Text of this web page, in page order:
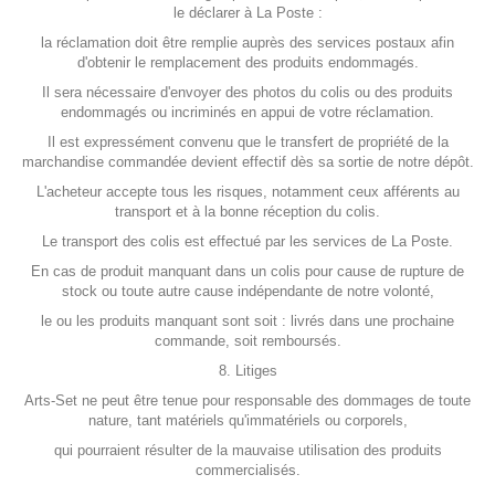
le déclarer à La Poste :
la réclamation doit être remplie auprès des services postaux afin
d'obtenir le remplacement des produits endommagés.
Il sera nécessaire d'envoyer des photos du colis ou des produits
endommagés ou incriminés en appui de votre réclamation.
Il est expressément convenu que le transfert de propriété de la
marchandise commandée devient effectif dès sa sortie de notre dépôt.
L'acheteur accepte tous les risques, notamment ceux afférents au
transport et à la bonne réception du colis.
Le transport des colis est effectué par les services de La Poste.
En cas de produit manquant dans un colis pour cause de rupture de
stock ou toute autre cause indépendante de notre volonté,
le ou les produits manquant sont soit : livrés dans une prochaine
commande, soit remboursés.
8. Litiges
Arts-Set ne peut être tenue pour responsable des dommages de toute
nature, tant matériels qu'immatériels ou corporels,
qui pourraient résulter de la mauvaise utilisation des produits
commercialisés.